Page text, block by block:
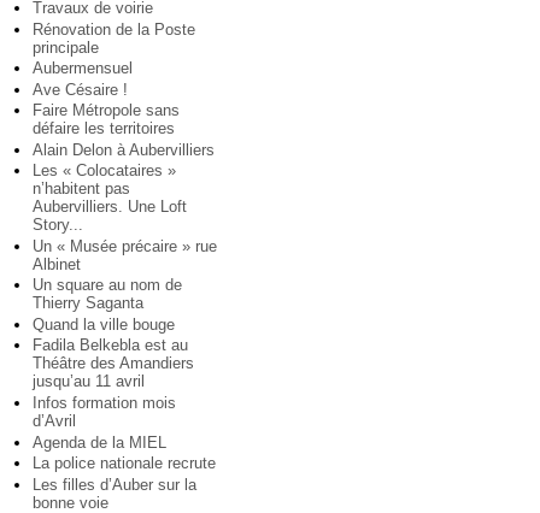
Travaux de voirie
Rénovation de la Poste
principale
Aubermensuel
Ave Césaire !
Faire Métropole sans
défaire les territoires
Alain Delon à Aubervilliers
Les « Colocataires »
n’habitent pas
Aubervilliers. Une Loft
Story...
Un « Musée précaire » rue
Albinet
Un square au nom de
Thierry Saganta
Quand la ville bouge
Fadila Belkebla est au
Théâtre des Amandiers
jusqu’au 11 avril
Infos formation mois
d’Avril
Agenda de la MIEL
La police nationale recrute
Les filles d’Auber sur la
bonne voie